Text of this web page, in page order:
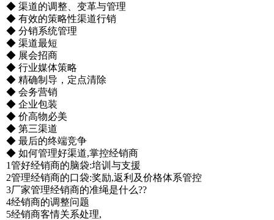
◆ 渠道的调整、变革与管理
◆ 有效的策略性渠道行销
◆ 分销系统管理
◆ 渠道最短
◆ 展会招商
◆ 行业媒体策略
◆ 精确制导，定点清除
◆ 会务营销
◆ 企业包装
◆ 价高物必美
◆ 第三渠道
◆ 最后的终端竞争
◆ 如何管理好渠道,掌控经销商
1管好经销商的脑袋:培训与支援
2管理经销商的口袋:奖励,返利及价格体系管控
3厂家管理经销商的准绳是什么??
4经销商的调整问题
5经销商客情关系处理,